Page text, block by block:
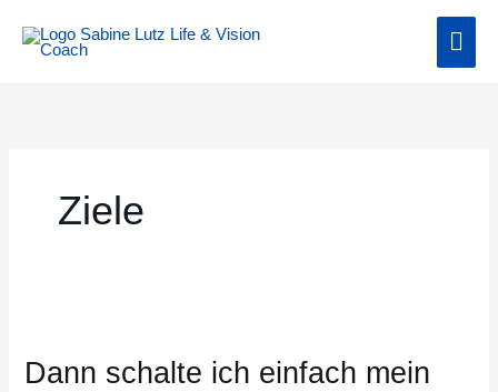
Inhalt
Ziele
Dann schalte ich einfach mein
ich